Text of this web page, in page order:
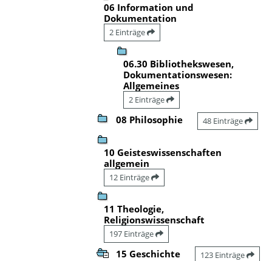
06 Information und
Dokumentation
2 Einträge
06.30 Bibliothekswesen,
Dokumentationswesen:
Allgemeines
2 Einträge
08 Philosophie 48 Einträge
10 Geisteswissenschaften
allgemein
12 Einträge
11 Theologie,
Religionswissenschaft
197 Einträge
15 Geschichte 123 Einträge